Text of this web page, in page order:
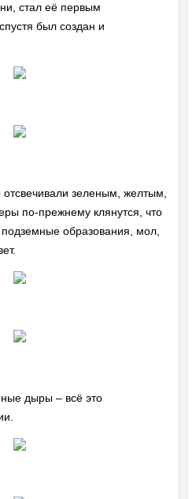
стал её первым
был создан и
зеленым, желтым,
по-прежнему клянутся, что
образования, мол,
дыры – всё это